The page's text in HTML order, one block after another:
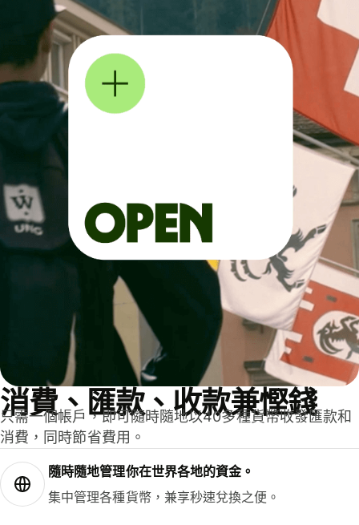
消費、匯款、收款兼慳錢
只需一個帳戶，即可隨時隨地以40多種貨幣收發匯款和
消費，同時節省費用。
隨時隨地管理你在世界各地的資金。
集中管理各種貨幣，兼享秒速兌換之便。